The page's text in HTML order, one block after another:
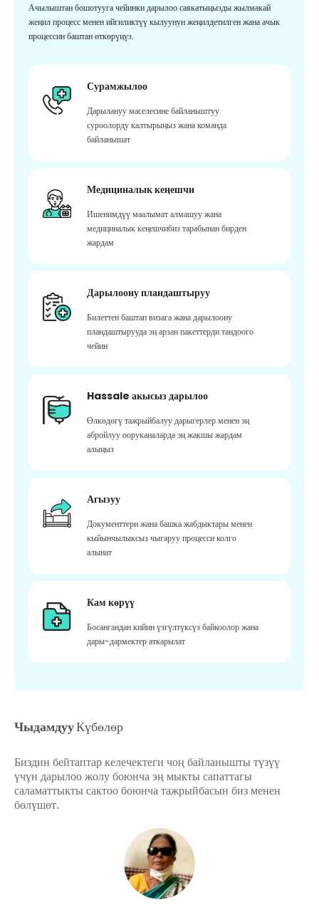
Ачылыштан бошотууга чейинки дарылоо саякатыңызды жылмакай
жеңил процесс менен ийгиликтүү кылуунун жеңилдетилген жана ачык
процессин баштан өткөрүңүз.
Сурамжылоо
Дарылануу маселесине байланыштуу
суроолорду калтырыңыз жана команда
байланышат
Медициналык кеңешчи
Ишенимдүү маалымат алмашуу жана
медициналык кеңешчибиз тарабынан бирден
жардам
Дарылоону пландаштыруу
Билеттен баштап визага жана дарылоону
пландаштырууда эң арзан пакеттерди тандоого
чейин
Hassale акысыз дарылоо
Өлкөдөгү тажрыйбалуу дарыгерлер менен эң
абройлуу ооруканаларда эң жакшы жардам
алыңыз
Агызуу
Документтери жана башка жабдыктары менен
кыйынчылыксыз чыгаруу процесси колго
алынат
Кам көрүү
Босангандан кийин үзгүлтүксүз байкоолор жана
дары-дармектер аткарылат
ЧыдамдууКүбөлөр
Биздин бейтаптар келечектеги чоң байланышты түзүү
үчүн дарылоо жолу боюнча эң мыкты сапаттагы
саламаттыкты сактоо боюнча тажрыйбасын биз менен
бөлүшөт.